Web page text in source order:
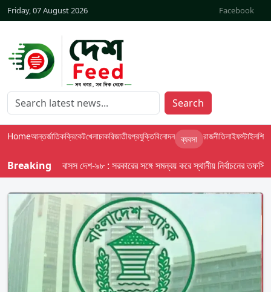
Friday, 07 August 2026 Facebook
Search
Homeআন্তর্জাতিকক্রিকেটখেলাচাকরিজাতীয়প্রযুক্তিবিনোদন ব্যবসা রাজনীতিলাইফস্টাইলশিক্ষা
Breakingবাসস দেশ-৯৮ : সরকারের সঙ্গে সমন্বয় করে স্থানীয় নির্বাচনের তফসিল